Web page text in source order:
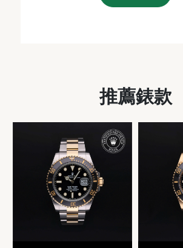
推薦錶款